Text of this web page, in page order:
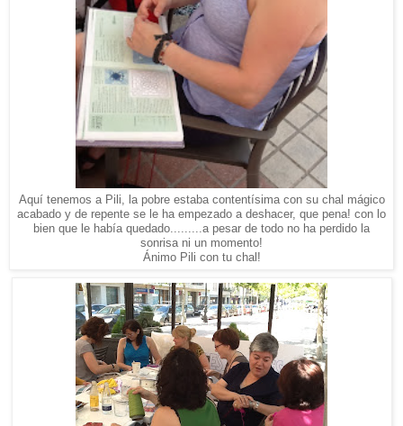
Aquí tenemos a Pili, la pobre estaba contentísima con su chal mágico
acabado y de repente se le ha empezado a deshacer, que pena! con lo
bien que le había quedado.........a pesar de todo no ha perdido la
sonrisa ni un momento!
Ánimo Pili con tu chal!